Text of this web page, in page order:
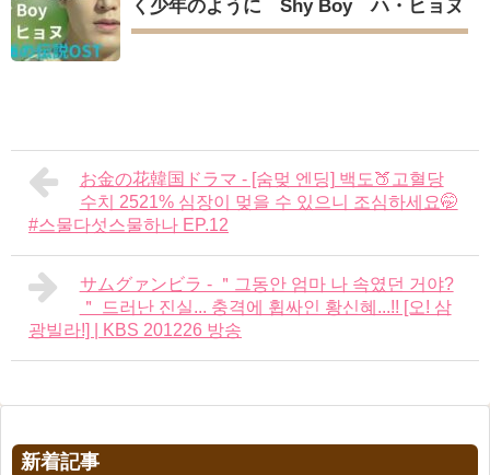
く少年のように Shy Boy ハ・ヒョヌ
お金の花韓国ドラマ - [숨멎 엔딩] 백도🍑고혈당
수치 2521% 심장이 멎을 수 있으니 조심하세요🤭
#스물다섯스물하나 EP.12
サムグァンビラ - ＂그동안 엄마 나 속였던 거야?
＂ 드러난 진실... 충격에 휩싸인 황신혜...!! [오! 삼
광빌라!] | KBS 201226 방송
新着記事